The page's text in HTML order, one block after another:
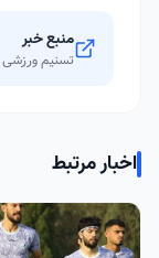
منبع خبر
تسنیم ورزشی
اخبار مرتبط